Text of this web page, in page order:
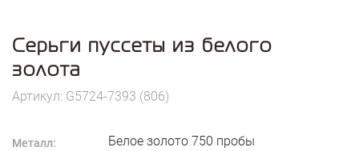
Серьги пуссеты из белого
золота
Артикул: G5724-7393 (806)
Металл: Белое золото 750 пробы